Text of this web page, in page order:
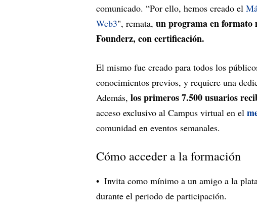
comunicado. “Por ello, hemos creado el
Web3", remata, un programa en formato
Founderz, con certificación.
El mismo fue creado para todos los
conocimientos previos, y requiere una
Además, los primeros 7.500 usuarios
acceso exclusivo al Campus virtual en el
comunidad en eventos semanales.
Cómo acceder a la formación
Invita como mínimo a un amigo a la
durante el periodo de participación.